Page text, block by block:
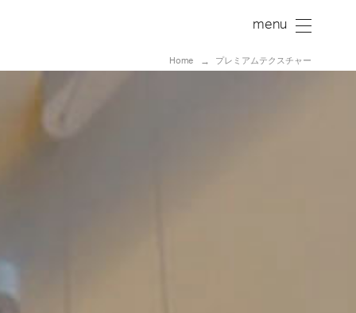
Home プレミアムテクスチャー